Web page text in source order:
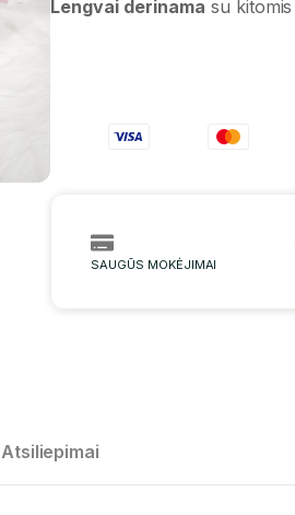
Lengvai derinama su
SAUGŪS MOKĖJIMAI
Atsiliepimai